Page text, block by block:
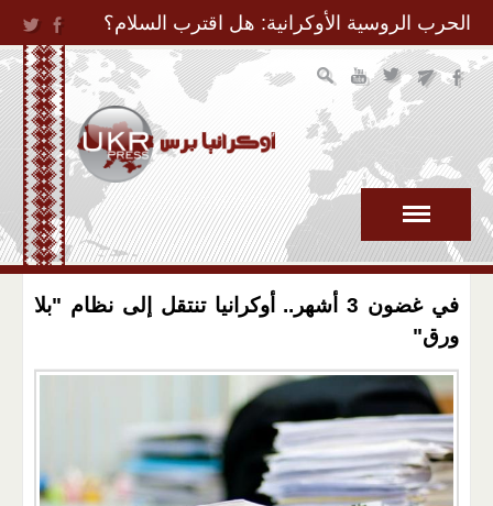
Jump to Navigation
الحرب الروسية الأوكرانية: هل اقترب السلام؟
في غضون 3 أشهر.. أوكرانيا تنتقل إلى نظام "بلا
ورق"